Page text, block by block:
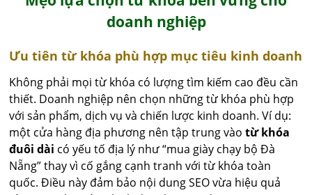
doanh nghiệp
Ưu tiên từ khóa phù hợp mục tiêu kinh doanh
Không phải mọi từ khóa có lượng tìm kiếm cao đều cần
thiết. Doanh nghiệp nên chọn những từ khóa phù hợp
với sản phẩm, dịch vụ và chiến lược kinh doanh. Ví dụ:
một cửa hàng địa phương nên tập trung vàotừ khóa
đuôi dài có yếu tố địa lý như “mua giày chạy bộ Đà
Nẵng” thay vì cố gắng cạnh tranh với từ khóa toàn
quốc. Điều này đảm bảo nội dung SEO vừa hiệu quả